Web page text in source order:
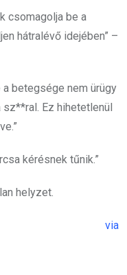
csomagolja be a
hátralévő idejében” –
a betegsége nem ürügy
sz**ral. Ez hihetetlenül
kérésnek tűnik.”
helyzet.
via